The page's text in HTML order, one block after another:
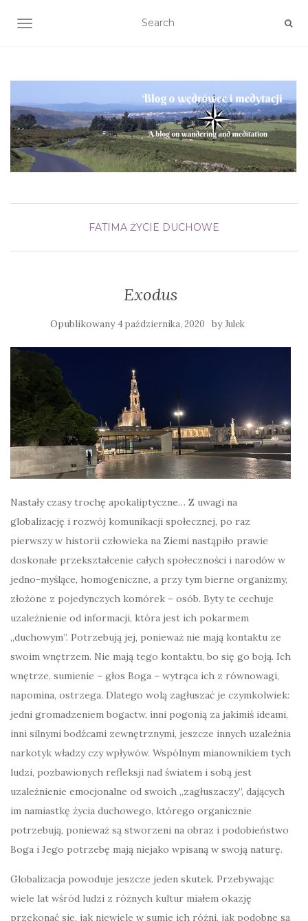
TOGGLE NAVIGATION
FATIMA ŻYCIE DUCHOWE
Exodus
Opublikowany4 października, 2020 byJulek
Nastały czasy trochę apokaliptyczne… Z uwagi na
globalizację i rozwój komunikacji społecznej, po raz
pierwszy w historii człowieka na Ziemi nastąpiło prawie
doskonałe przekształcenie całych społeczności i narodów w
jedno-myślące, homogeniczne, a przy tym bierne organizmy,
złożone z pojedynczych komórek – osób. Byty te cechuje
uzależnienie od informacji, która jest ich pokarmem
„duchowym”. Potrzebują jej, ponieważ nie mają kontaktu ze
swoim wnętrzem. Nie mają tego kontaktu, bo się go boją. Ich
wnętrze, sumienie – głos Boga – wytrąca ich z równowagi,
napomina, ostrzega. Dlatego wolą zagłuszać je czymkolwiek:
jedni gromadzeniem bogactw, inni pogonią za jakimiś ideami,
inni silnymi bodźcami zewnętrznymi, jeszcze innych uzależnia
narkotyk władzy czy wpływów. Wspólnym mianownikiem tych
ludzi, pozbawionych refleksji nad światem i sobą jest
uzależnienie emocjonalne od swoich „zagłuszaczy”, dających
im namiastkę życia duchowego, którego organicznie
potrzebują, ponieważ są stworzeni na obraz i podobieństwo
Boga i Jego potrzebę mają niejako wpisaną w swoją naturę.
Globalizacja powoduje jeszcze jeden skutek. Przebywając
wiele lat wśród ludzi z różnych kultur miałem okazję
przekonać się, jak niewiele w sumie ich różni, jak podobne są